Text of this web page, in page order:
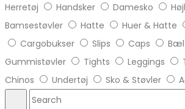
Herretøj
Handsker Damesko
Bamsestøvler
Hatte Huer & Hatte
Cargobukser
Slips Caps
Gummistøvler
Tights Leggings
Chinos
Undertøj Sko & Støvler